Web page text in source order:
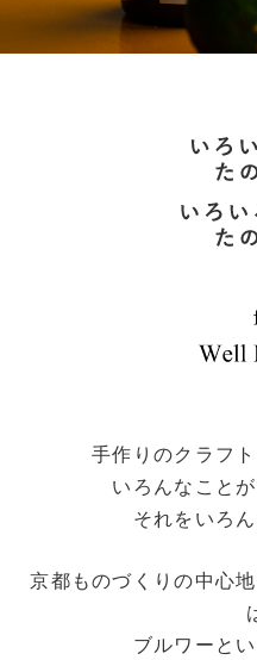
手作りのクラフ
いろんなこと
それをいろ
京都ものづくりの中心
ブルワーと